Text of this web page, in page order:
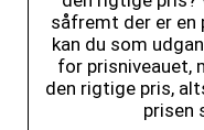
såfremt der er
kan du som
for prisniveauet,
den rigtige pris,
prisen